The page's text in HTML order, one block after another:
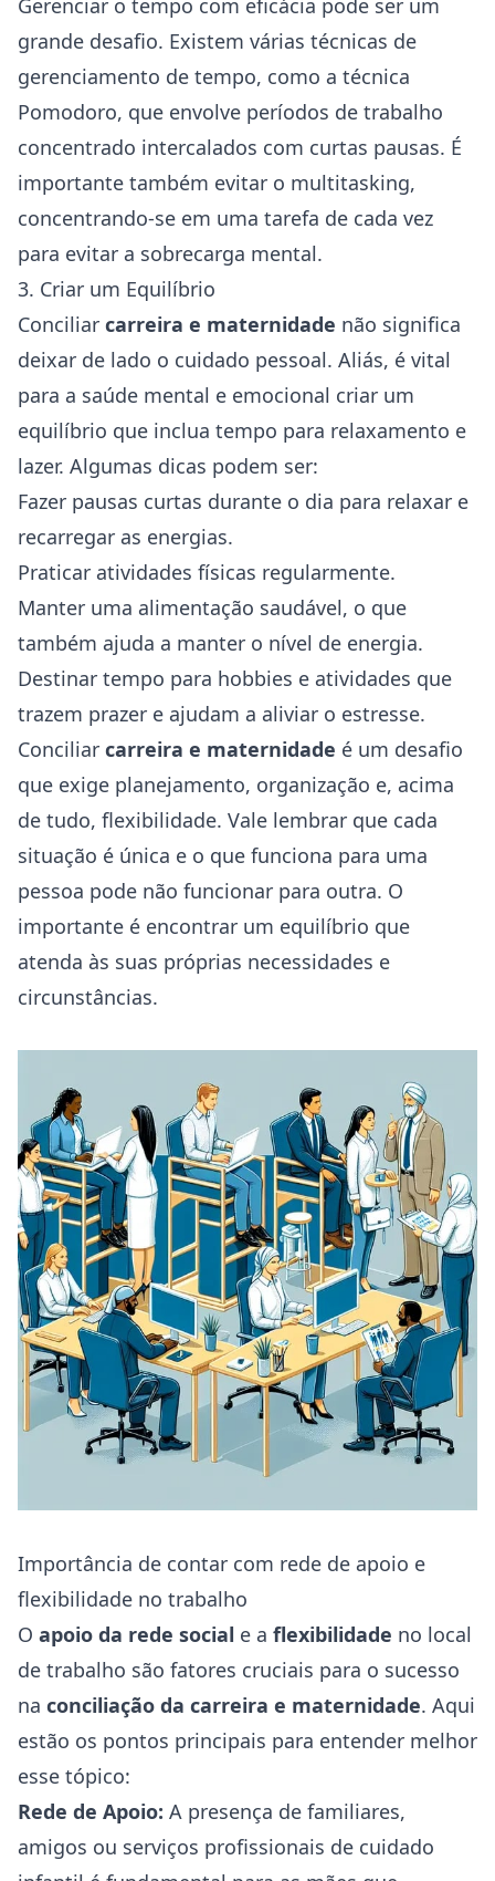
Gerenciar o tempo com eficácia pode ser um
grande desafio. Existem várias técnicas de
gerenciamento de tempo, como a técnica
Pomodoro, que envolve períodos de trabalho
concentrado intercalados com curtas pausas. É
importante também evitar o multitasking,
concentrando-se em uma tarefa de cada vez
para evitar a sobrecarga mental.
3. Criar um Equilíbrio
Conciliar carreira e maternidade não significa
deixar de lado o cuidado pessoal. Aliás, é vital
para a saúde mental e emocional criar um
equilíbrio que inclua tempo para relaxamento e
lazer. Algumas dicas podem ser:
Fazer pausas curtas durante o dia para relaxar e
recarregar as energias.
Praticar atividades físicas regularmente.
Manter uma alimentação saudável, o que
também ajuda a manter o nível de energia.
Destinar tempo para hobbies e atividades que
trazem prazer e ajudam a aliviar o estresse.
Conciliar carreira e maternidade é um desafio
que exige planejamento, organização e, acima
de tudo, flexibilidade. Vale lembrar que cada
situação é única e o que funciona para uma
pessoa pode não funcionar para outra. O
importante é encontrar um equilíbrio que
atenda às suas próprias necessidades e
circunstâncias.
Importância de contar com rede de apoio e
flexibilidade no trabalho
O apoio da rede social e a flexibilidade no local
de trabalho são fatores cruciais para o sucesso
na conciliação da carreira e maternidade. Aqui
estão os pontos principais para entender melhor
esse tópico:
Rede de Apoio: A presença de familiares,
amigos ou serviços profissionais de cuidado